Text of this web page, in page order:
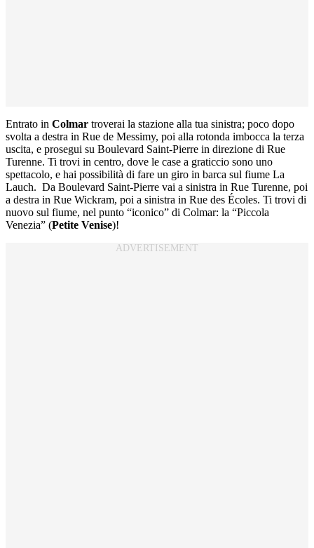
Entrato in Colmar troverai la stazione alla tua sinistra; poco dopo
svolta a destra in Rue de Messimy, poi alla rotonda imbocca la terza
uscita, e prosegui su Boulevard Saint-Pierre in direzione di Rue
Turenne. Ti trovi in centro, dove le case a graticcio sono uno
spettacolo, e hai possibilità di fare un giro in barca sul fiume La
Lauch. Da Boulevard Saint-Pierre vai a sinistra in Rue Turenne, poi
a destra in Rue Wickram, poi a sinistra in Rue des Écoles. Ti trovi di
nuovo sul fiume, nel punto “iconico” di Colmar: la “Piccola
Venezia” (Petite Venise)!